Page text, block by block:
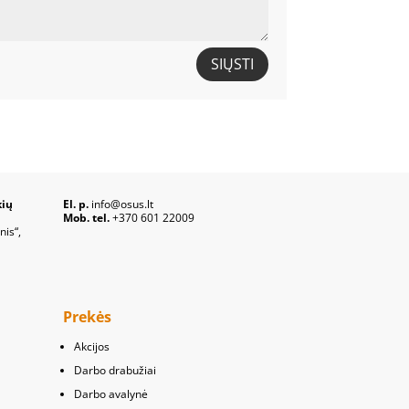
SIŲSTI
El. p.info@osus.lt
Mob. tel.+370 601 22009
Prekės
Akcijos
Darbo drabužiai
Darbo avalynė